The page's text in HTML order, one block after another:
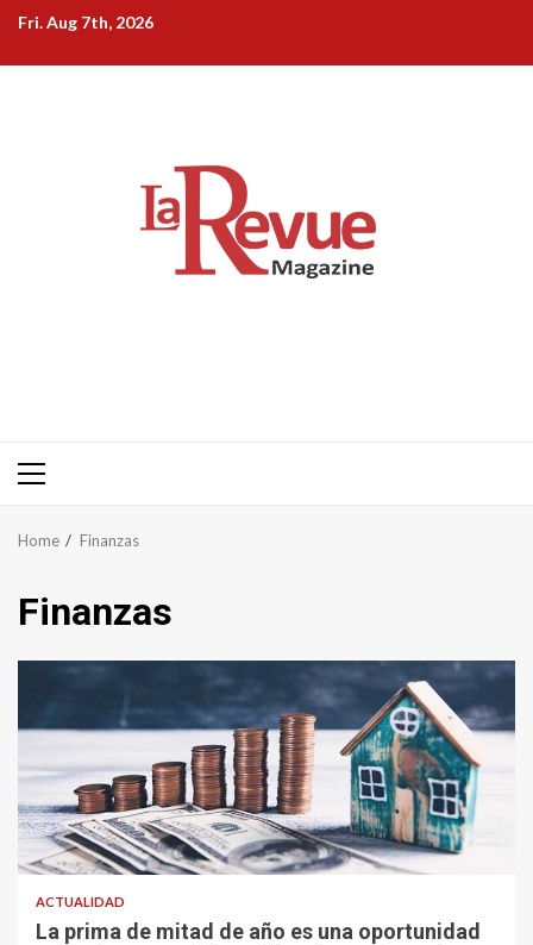
Skip
content
Fri. Aug 7th, 2026
Primary
Home Finanzas
Finanzas
ACTUALIDAD
La prima de mitad de año es una oportunidad